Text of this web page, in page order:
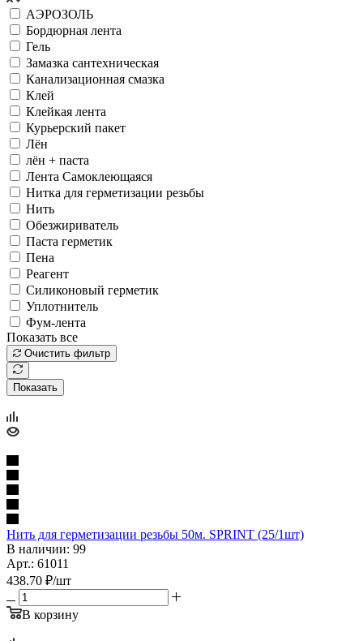
АЭРОЗОЛЬ
Бордюрная лента
Гель
Замазка сантехническая
Канализационная смазка
Клей
Клейкая лента
Курьерский пакет
Лён
лён + паста
Лента Самоклеющаяся
Нитка для герметизации резьбы
Нить
Обезжириватель
Паста герметик
Пена
Реагент
Силиконовый герметик
Уплотнитель
Фум-лента
Показать все
Очистить фильтр
Показать
Нить для герметизации резьбы 50м. SPRINT (25/1шт)
В наличии: 99
Арт.: 61011
438.70 ₽/шт
В корзину